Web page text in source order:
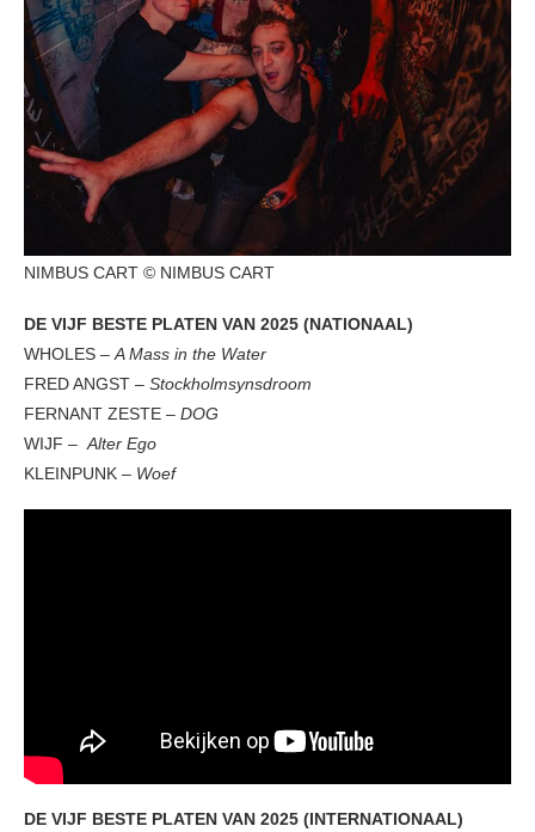
NIMBUS CART © NIMBUS CART
DE VIJF BESTE PLATEN VAN 2025 (NATIONAAL)
WHOLES – A Mass in the Water
FRED ANGST – Stockholmsynsdroom
FERNANT ZESTE – DOG
WIJF – Alter Ego
KLEINPUNK – Woef
DE VIJF BESTE PLATEN VAN 2025 (INTERNATIONAAL)